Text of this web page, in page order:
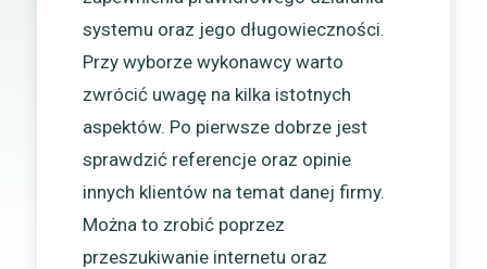
systemu oraz jego długowieczności.
Przy wyborze wykonawcy warto
zwrócić uwagę na kilka istotnych
aspektów. Po pierwsze dobrze jest
sprawdzić referencje oraz opinie
innych klientów na temat danej firmy.
Można to zrobić poprzez
przeszukiwanie internetu oraz